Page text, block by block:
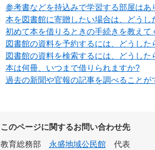
参考書などを持込みで学習する部屋はあ
本を図書館に寄贈したい場合は、どうし
初めて本を借りるときの手続きを教えて
図書館の資料を予約するには、どうした
図書館の資料を検索するには、どうした
本は何冊、いつまで借りられますか?
過去の新聞や官報の記事を調べることが
このページに関するお問い合わせ先
教育総務部
永盛地域公民館
代表